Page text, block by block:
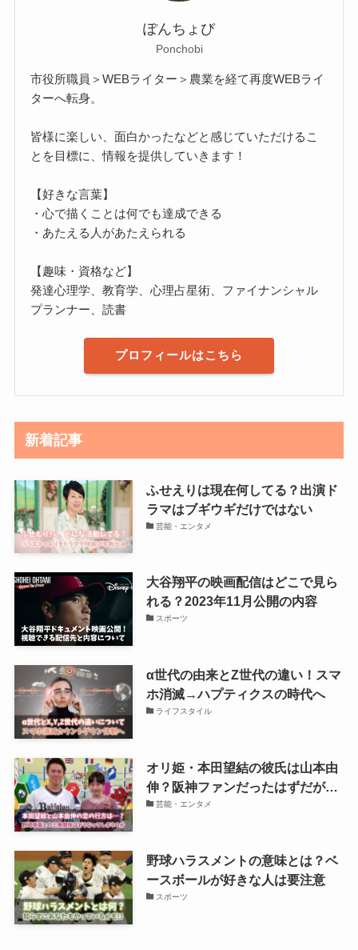
ぽんちょび
Ponchobi
市役所職員＞WEBライター＞農業を経て再度WEBライ
ターへ転身。
皆様に楽しい、面白かったなどと感じていただけるこ
とを目標に、情報を提供していきます！
【好きな言葉】
・心で描くことは何でも達成できる
・あたえる人があたえられる
【趣味・資格など】
発達心理学、教育学、心理占星術、ファイナンシャル
プランナー、読書
プロフィールはこちら
新着記事
ふせえりは現在何してる？出演ド
ラマはブギウギだけではない
芸能・エンタメ
大谷翔平の映画配信はどこで見ら
れる？2023年11月公開の内容
スポーツ
α世代の由来とZ世代の違い！スマ
ホ消滅→ハプティクスの時代へ
ライフスタイル
オリ姫・本田望結の彼氏は山本由
伸？阪神ファンだったはずだが…
芸能・エンタメ
野球ハラスメントの意味とは？ベ
ースボールが好きな人は要注意
スポーツ